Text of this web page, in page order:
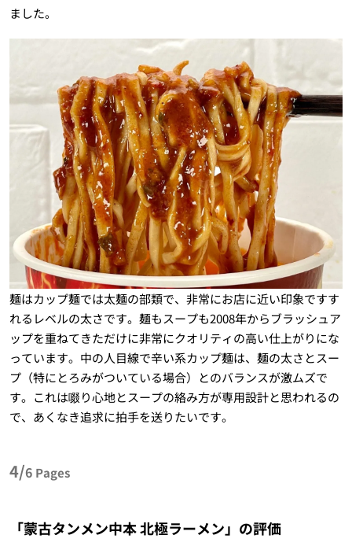
ました。
麺はカップ麺では太麺の部類で、非常にお店に近い印象ですす
れるレベルの太さです。麺もスープも2008年からブラッシュア
ップを重ねてきただけに非常にクオリティの高い仕上がりにな
っています。中の人目線で辛い系カップ麺は、麺の太さとスー
プ（特にとろみがついている場合）とのバランスが激ムズで
す。これは啜り心地とスープの絡み方が専用設計と思われるの
で、あくなき追求に拍手を送りたいです。
4/6 Pages
「蒙古タンメン中本 北極ラーメン」の評価